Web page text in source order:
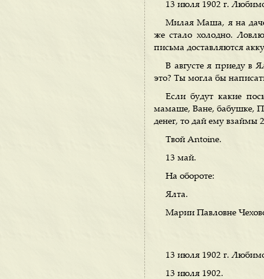
13 июля 1902 г.
Милая Маша, я на даче
же стало холодно.
письма доставляются
В августе я приеду в
это? Ты могла бы
Если будут какие
мамаше, Ване, бабушке,
денег, то дай ему взаймы
Твой Antoine.
13 май.
На обороте:
Ялта.
Марии Павловне
13 июля 1902 г.
13 июля 1902.